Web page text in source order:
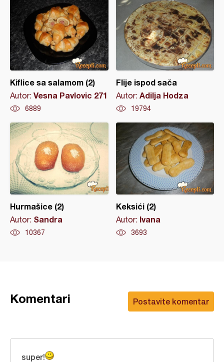
Kiflice sa salamom (2)
Autor: Vesna Pavlovic 271
6889
Flije ispod sača
Autor: Adilja Hodza
19794
Hurmašice (2)
Autor: Sandra
10367
Keksići (2)
Autor: Ivana
3693
Postavite komentar
Komentari
super!